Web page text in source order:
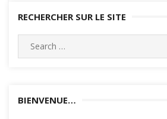
RECHERCHER SUR LE SITE
Search
for:
BIENVENUE…